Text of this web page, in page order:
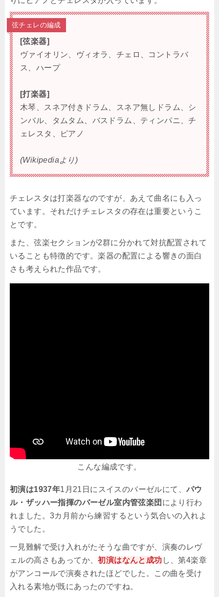
弦チェレの編成
[弦楽器]
ヴァイオリン、ヴィオラ、チェロ、コントラバ
ス、ハープ
[打楽器]
木琴、スネア付きドラム、スネア無しドラム、シ
ンバル、タムタム、バスドラム、ティンパニ、チ
ェレスタ、ピアノ
(Wikipediaより)
チェレスタは打楽器なのですが、あえて曲名にも入っ
ています。それだけチェレスタの存在は重要というこ
とです。
また、弦楽セクションが2群に分かれて対抗配置されて
いることも特徴的です。楽器の配置による響きの面白
さも考えられた作品です。
こんな編成です。
初演は1937年1月21日にスイスのバーゼルにて、パウ
ル・ザッハー指揮のバーゼル室内管弦楽団 により行わ
れました。3カ月前から練習するという気合いの入れよ
うでした。
一見難解で受け入れがたそうな曲ですが、演奏のレヴ
ェルの高さもあってか、初演はなんと成功 し、第4楽章
がアンコールで演奏されたほどでした。この曲を受け
入れる素地が既にあったのですね。